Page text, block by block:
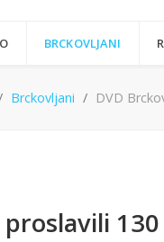
BRCKOVLJANI
Brckovljani DVD